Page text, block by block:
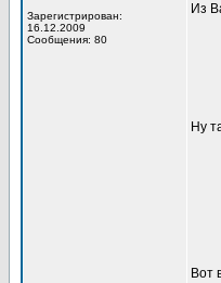
Зарегистрирован:
16.12.2009
Сообщения: 80
Из
Ну
Вот